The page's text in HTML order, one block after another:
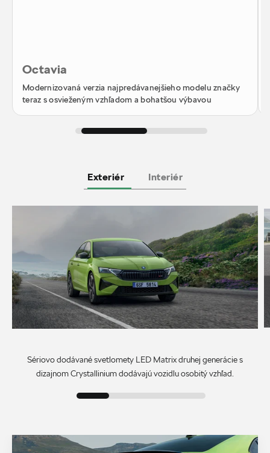
Octavia
Modernizovaná verzia najpredávanejšieho modelu značky
teraz s osvieženým vzhľadom a bohatšou výbavou
Exteriér Interiér
Sériovo dodávané svetlomety LED Matrix druhej generácie s
dizajnom Crystallinium dodávajú vozidlu osobitý vzhľad.